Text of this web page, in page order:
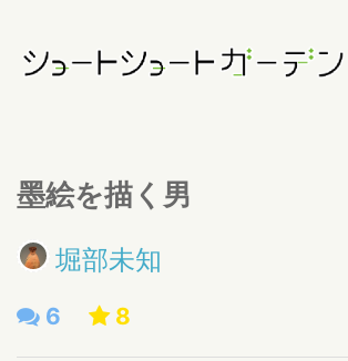
墨絵を描く男
堀部未知
6 8